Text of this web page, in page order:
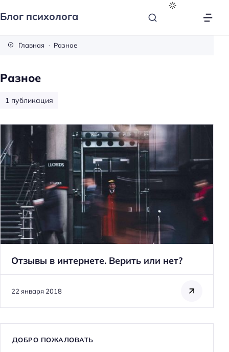
Блог психолога
Главная Разное
Разное
1 публикация
Отзывы в интернете. Верить или нет?
22 января 2018
ДОБРО ПОЖАЛОВАТЬ